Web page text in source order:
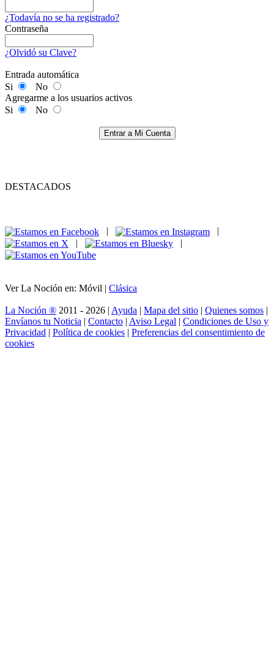
¿Todavía no se ha registrado?
Contraseña
¿Olvidó su Clave?
Entrada automática
Si
No
Agregarme a los usuarios activos
Si
No
Entrar a Mi Cuenta
DESTACADOS
|
|
Ver La Noción en: Móvil | Clásica
La Noción ® 2011 - 2026 | Ayuda | Mapa del sitio | Quienes somos |
Envíanos tu Noticia | Contacto | Aviso Legal | Condiciones de Uso y
Privacidad | Política de cookies | Preferencias del consentimiento de
cookies